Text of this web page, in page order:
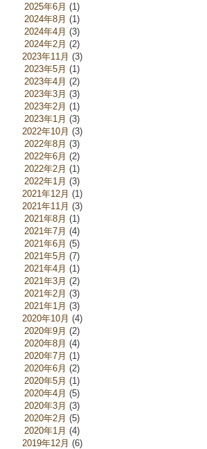
2025年6月 (1)
2024年8月 (1)
2024年4月 (3)
2024年2月 (2)
2023年11月 (3)
2023年5月 (1)
2023年4月 (2)
2023年3月 (3)
2023年2月 (1)
2023年1月 (3)
2022年10月 (3)
2022年8月 (3)
2022年6月 (2)
2022年2月 (1)
2022年1月 (3)
2021年12月 (1)
2021年11月 (3)
2021年8月 (1)
2021年7月 (4)
2021年6月 (5)
2021年5月 (7)
2021年4月 (1)
2021年3月 (2)
2021年2月 (3)
2021年1月 (3)
2020年10月 (4)
2020年9月 (2)
2020年8月 (4)
2020年7月 (1)
2020年6月 (2)
2020年5月 (1)
2020年4月 (5)
2020年3月 (3)
2020年2月 (5)
2020年1月 (4)
2019年12月 (6)